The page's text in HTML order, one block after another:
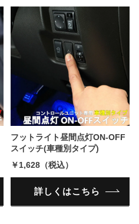
フットライト昼間点灯ON-OFF
スイッチ(車種別タイプ)
￥1,628（税込）
詳しくはこちら